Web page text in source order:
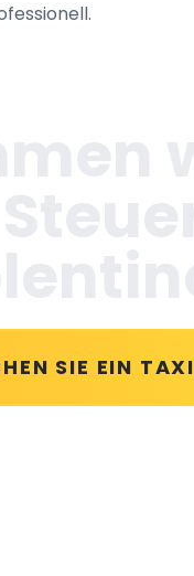
SIE EIN TAXI